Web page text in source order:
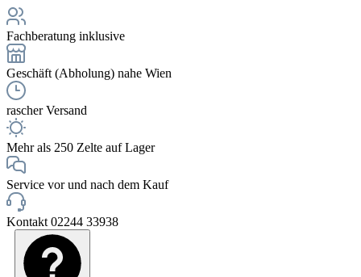
Fachberatung inklusive
Geschäft (Abholung) nahe Wien
rascher Versand
Mehr als 250 Zelte auf Lager
Service vor und nach dem Kauf
Kontakt 02244 33938